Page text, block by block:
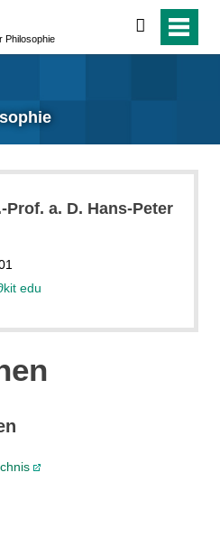
Philosophie
suchen
Prof. a. D. Hans-Peter
kit edu